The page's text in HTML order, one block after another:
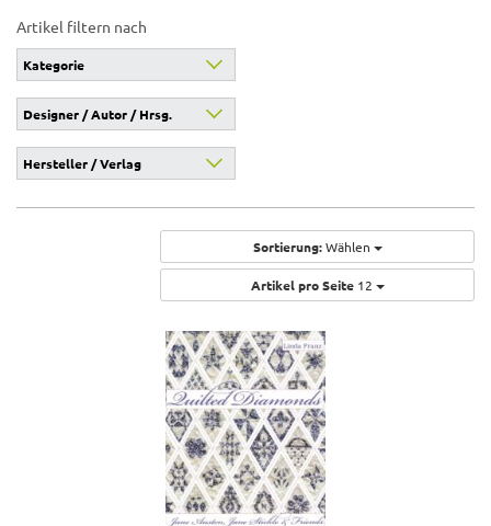
Artikel filtern nach
Kategorie
Designer / Autor / Hrsg.
Hersteller / Verlag
Sortierung: Wählen
Artikel pro Seite 12